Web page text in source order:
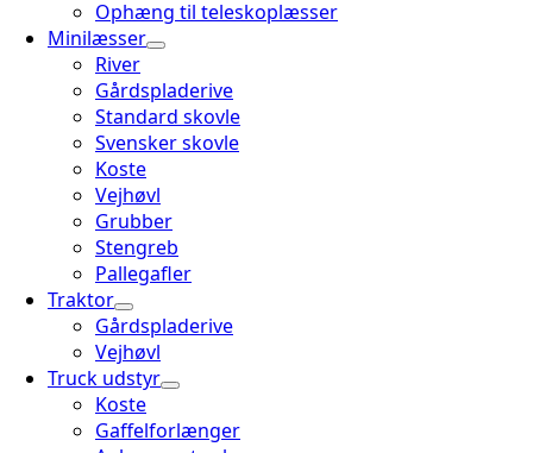
Ophæng til teleskoplæsser
Minilæsser
River
Gårdspladerive
Standard skovle
Svensker skovle
Koste
Vejhøvl
Grubber
Stengreb
Pallegafler
Traktor
Gårdspladerive
Vejhøvl
Truck udstyr
Koste
Gaffelforlænger